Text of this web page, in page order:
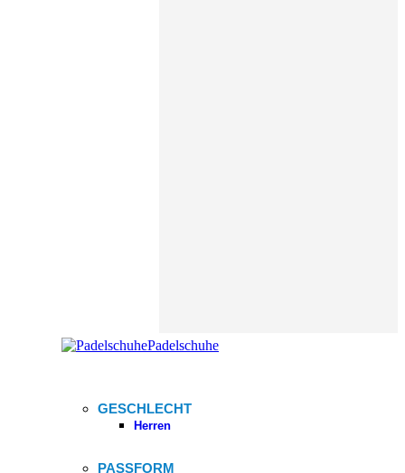
Padelschuhe
GESCHLECHT
Herren
PASSFORM